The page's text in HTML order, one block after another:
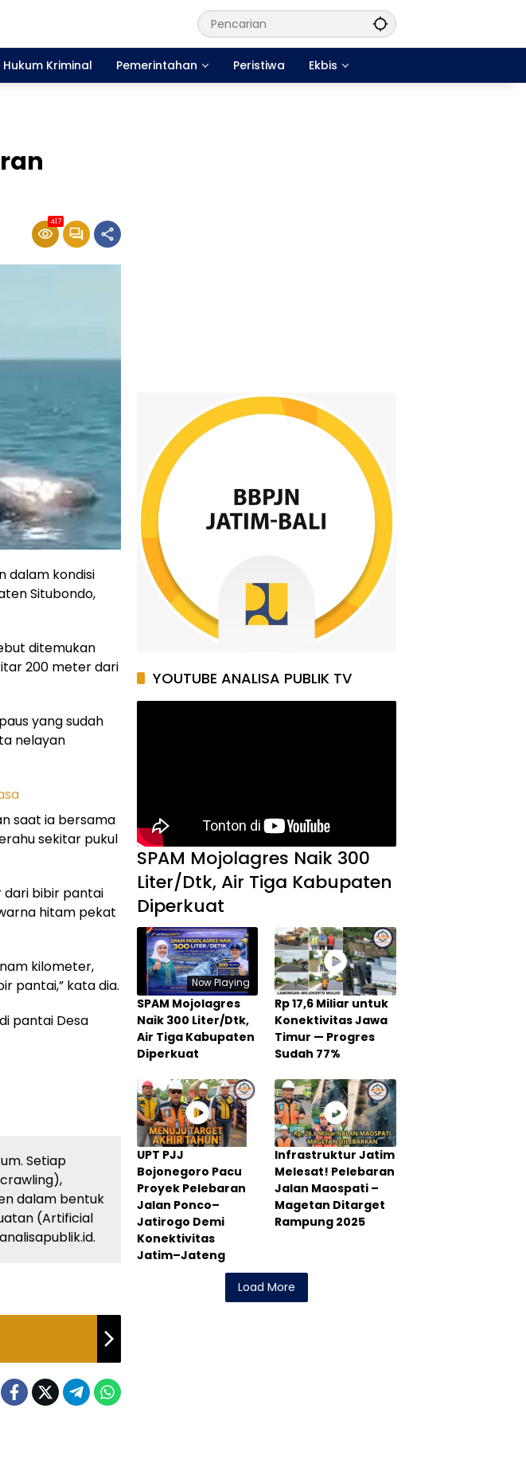
Hukum Kriminal Pemerintahan Peristiwa Ekbis
417
dalam kondisi
Situbondo,
ditemukan
200 meter dari
yang sudah
nelayan
saat ia bersama
sekitar pukul
dari bibir pantai
hitam pekat
kilometer,
pantai,” kata dia.
pantai Desa
Setiap
dalam bentuk
(Artificial
YOUTUBE ANALISA PUBLIK TV
SPAM Mojolagres Naik 300
Liter/Dtk, Air Tiga Kabupaten
Diperkuat
Now Playing
SPAM Mojolagres
Naik 300 Liter/Dtk,
Air Tiga Kabupaten
Diperkuat
Rp 17,6 Miliar untuk
Konektivitas Jawa
Timur — Progres
Sudah 77%
UPT PJJ
Bojonegoro Pacu
Proyek Pelebaran
Jalan Ponco–
Jatirogo Demi
Konektivitas
Jatim–Jateng
Infrastruktur Jatim
Melesat! Pelebaran
Jalan Maospati –
Magetan Ditarget
Rampung 2025
Load More